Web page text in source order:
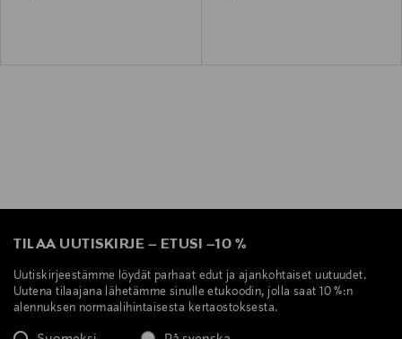
TILAA UUTISKIRJE – ETUSI –10 %
Uutiskirjeestämme löydät parhaat edut ja ajankohtaiset uutuudet.
Uutena tilaajana lähetämme sinulle etukoodin, jolla saat 10 %:n
alennuksen normaalihintaisesta kertaostoksesta.